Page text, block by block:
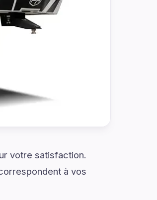
votre satisfaction.
à vos